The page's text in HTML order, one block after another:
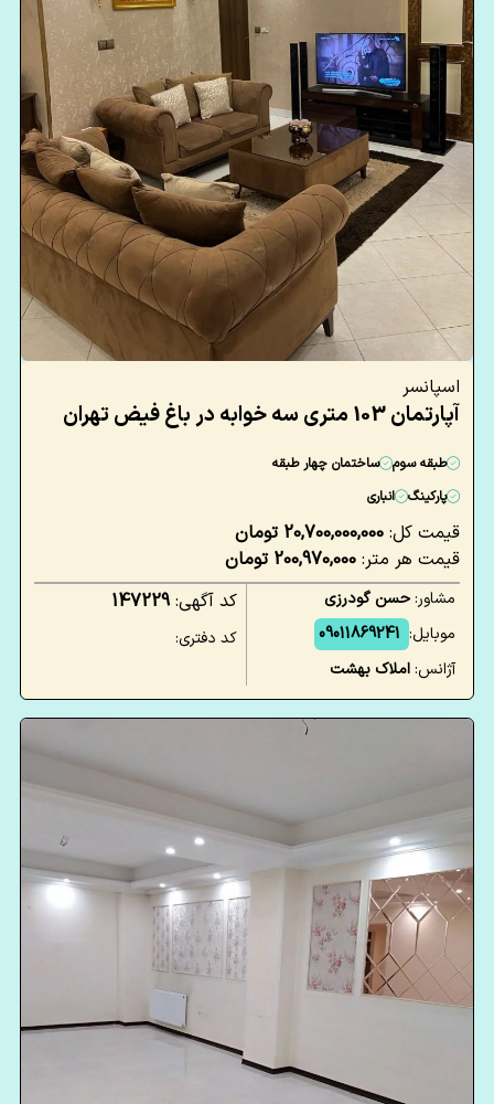
اسپانسر
آپارتمان 103 متری سه خوابه در باغ فیض تهران
طبقه سوم
ساختمان چهار طبقه
پارکینگ
انباری
قیمت کل: 20,700,000,000 تومان
قیمت هر متر: 200,970,000 تومان
مشاور:حسن گودرزی
موبایل: 09011869241
آژانس:املاک بهشت
کد آگهی:147229
کد دفتری: